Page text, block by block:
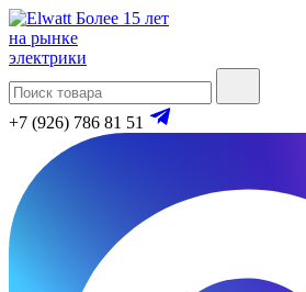
Более 15 лет
на рынке
электрики
+7 (926) 786 81 51